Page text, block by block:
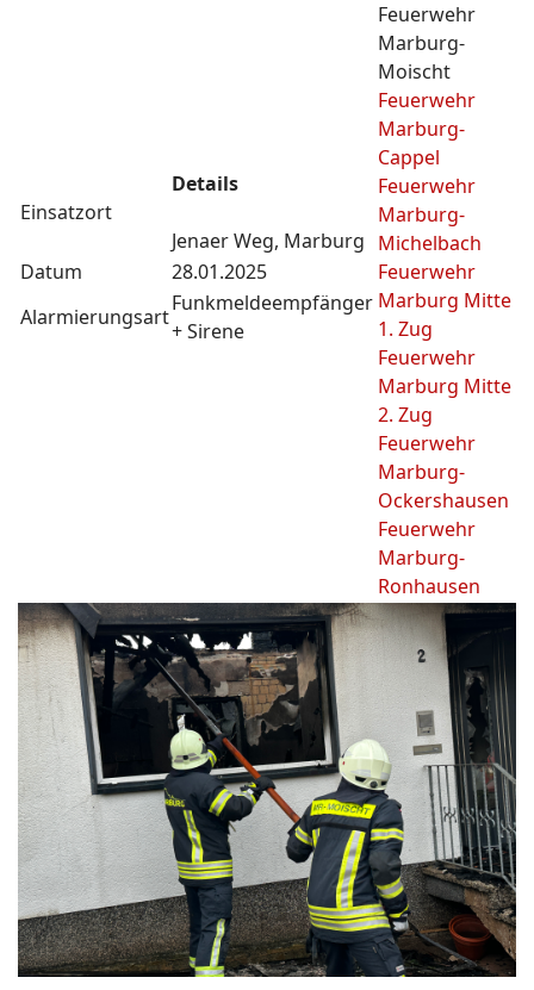
Einsatzort
Details
Jenaer Weg, Marburg
Datum
28.01.2025
Alarmierungsart
Funkmeldeempfänger
+ Sirene
Feuerwehr
Marburg-
Moischt
Feuerwehr
Marburg-
Cappel
Feuerwehr
Marburg-
Michelbach
Feuerwehr
Marburg Mitte
1. Zug
Feuerwehr
Marburg Mitte
2. Zug
Feuerwehr
Marburg-
Ockershausen
Feuerwehr
Marburg-
Ronhausen